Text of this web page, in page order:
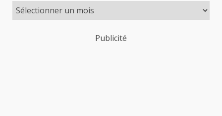
Publicité